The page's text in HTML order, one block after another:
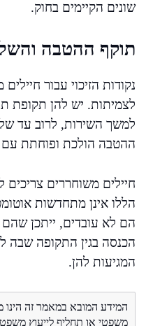
שונים הקיימים בחוק.
תוקף ההטבה
נקודות הזיכוי עבור
לצמיתות. יש להן
למשך השירות, לרוב עד
ההטבה הולכת ופוחתת
חיילים משוחררים
הללו אינן מתחדשות
הם לא עובדים, ייתכן
הכנסה בגין התקופה שבה
המגיעות להן.
המידע המובא במאמר זה הינו
משפטי או תחליף לייעוץ